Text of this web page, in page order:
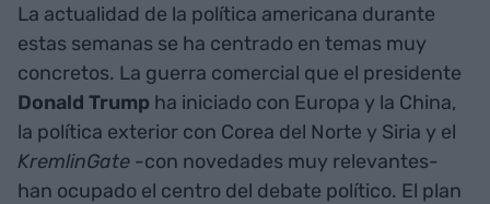
La actualidad de la política americana durante
estas semanas se ha centrado en temas muy
concretos. La guerra comercial que el presidente
Donald Trump ha iniciado con Europa y la China,
la política exterior con Corea del Norte y Siria y el
KremlinGate -con novedades muy relevantes-
han ocupado el centro del debate político. El plan